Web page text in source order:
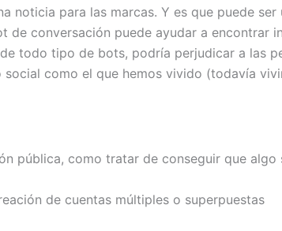
noticia para las marcas. Y es que puede ser
de conversación puede ayudar a encontrar
todo tipo de bots, podría perjudicar a las
como el que hemos vivido (todavía
pública, como tratar de conseguir que algo
de cuentas múltiples o superpuestas